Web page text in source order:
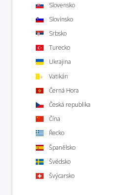
Slovensko
Slovinsko
Srbsko
Turecko
Ukrajina
Vatikán
Černá Hora
Česká republika
Čína
Řecko
Španělsko
Švédsko
Švýcarsko